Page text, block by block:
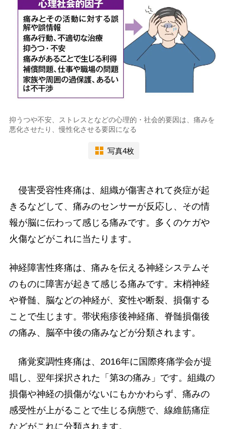
抑うつや不安、ストレスとなどの心理的・社会的要因は、痛みを
悪化させたり、慢性化させる要因になる
写真4枚
侵害受容性疼痛は、組織が傷害されて炎症が起
きるなどして、痛みのセンサーが反応し、その情
報が脳に伝わって感じる痛みです。多くのケガや
火傷などがこれに当たります。
神経障害性疼痛は、痛みを伝える神経システムそ
のものに障害が起きて感じる痛みです。末梢神経
や脊髄、脳などの神経が、変性や断裂、損傷する
ことで生じます。帯状疱疹後神経痛、脊髄損傷後
の痛み、脳卒中後の痛みなどが分類されます。
痛覚変調性疼痛は、2016年に国際疼痛学会が提
唱し、翌年採択された「第3の痛み」です。組織の
損傷や神経の損傷がないにもかかわらず、痛みの
感受性が上がることで生じる病態で、線維筋痛症
などがこれに分類されます。